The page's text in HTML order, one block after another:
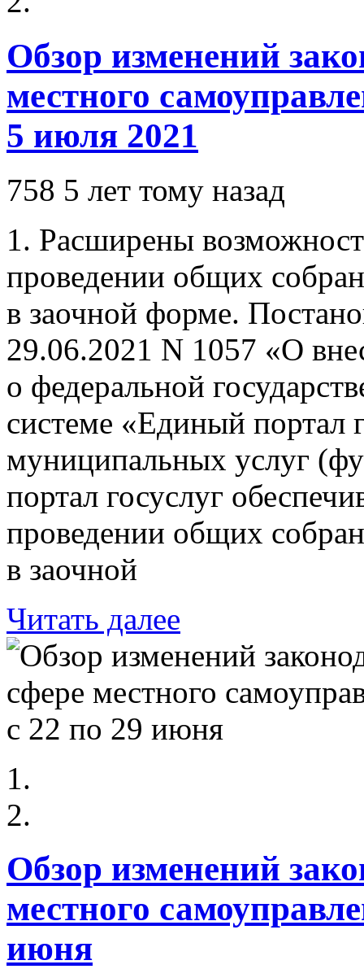
Обзор изменений
местного
5 июля 2021
758 5 лет тому назад
1. Расширены
проведении общих
в заочной форме.
29.06.2021 N 1057 «О
о федеральной
системе «Единый портал
муниципальных услуг
портал госуслуг
проведении общих
в заочной
Читать далее
Обзор изменений
местного
июня